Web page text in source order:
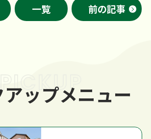
一覧 前の記事
アップメニュー